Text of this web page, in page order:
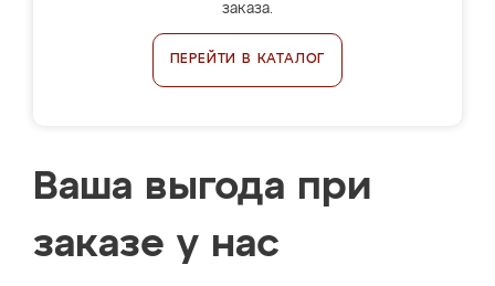
заказа.
ПЕРЕЙТИ В КАТАЛОГ
Ваша выгода при
заказе у нас